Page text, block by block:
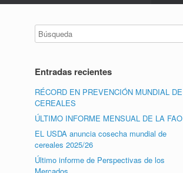
Entradas recientes
RÉCORD EN PREVENCIÓN MUNDIAL DE
CEREALES
ÚLTIMO INFORME MENSUAL DE LA FAO
EL USDA anuncia cosecha mundial de
cereales 2025/26
Último informe de Perspectivas de los